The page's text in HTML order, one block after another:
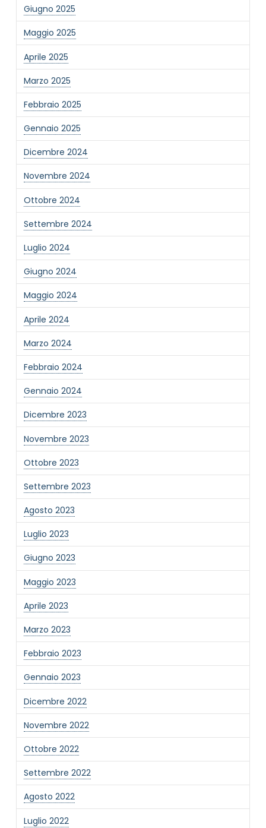
Giugno 2025
Maggio 2025
Aprile 2025
Marzo 2025
Febbraio 2025
Gennaio 2025
Dicembre 2024
Novembre 2024
Ottobre 2024
Settembre 2024
Luglio 2024
Giugno 2024
Maggio 2024
Aprile 2024
Marzo 2024
Febbraio 2024
Gennaio 2024
Dicembre 2023
Novembre 2023
Ottobre 2023
Settembre 2023
Agosto 2023
Luglio 2023
Giugno 2023
Maggio 2023
Aprile 2023
Marzo 2023
Febbraio 2023
Gennaio 2023
Dicembre 2022
Novembre 2022
Ottobre 2022
Settembre 2022
Agosto 2022
Luglio 2022
NOME STRUTTURA*
MAIL REFERENTE*
MOTIVO DEL CONTATTO*
Informativa Privacy
Ho preso visione dell'informativa privacy
Privacy Policy completa
Newsletter
Desidero rimanere aggiornato sulle ultime
novità dell'Associazione tramite l'iscrizione alla
newsletter
Invia